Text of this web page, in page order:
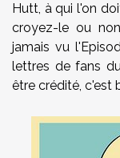
Hutt, à qui l'on
croyez-le ou
jamais vu
lettres de fans
être crédité, c'est